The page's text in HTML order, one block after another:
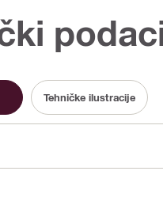
Tehničke ilustracije